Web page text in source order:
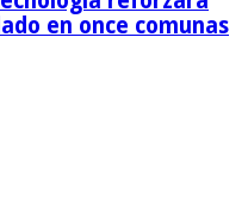
en once comunas